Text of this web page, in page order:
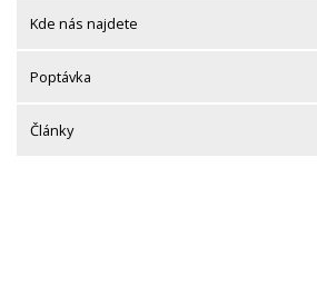
Kde nás najdete
Poptávka
Články